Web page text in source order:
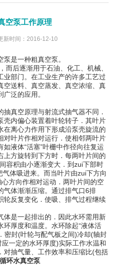
空泵工作原理
新时间：2016-12-10
泵是一种粗真空泵。
而后逐渐用于石油、化工、机械、
业部门。在工业生产的许多工艺过
空送料、真空蒸发、真空浓缩、真
泛的应用。
真空原理与射流式抽气器不同．
壳内偏心装置着叶轮转子．其叶片
在离心力作用下形成沿泵壳旋流的
对叶片作相对运行．使相邻两叶片
液体“活塞”叶栅中作径向往复运
上方旋转到下方时．每两叶片间的
容积由小逐渐变大．到zui下部时
体吸进来。而当叶片由zui下方向
方向作相对运动．两叶片间的空
气体渐渐压缩。通过排气口6排
轮反复变化．使吸、排气过程继续
体是一起排出的．因此水环需用新
厚度和温度。水环除起“液体活
密封(叶轮与配气板之间)冷却(轴封
一定的水环厚度)实际工作水温和
对抽气量、工作效率和压缩比(包括
环水真空泵